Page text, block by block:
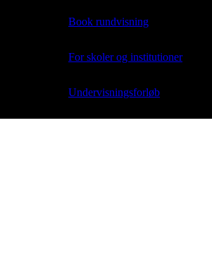
Book rundvisning
For skoler og institutioner
Undervisningsforløb